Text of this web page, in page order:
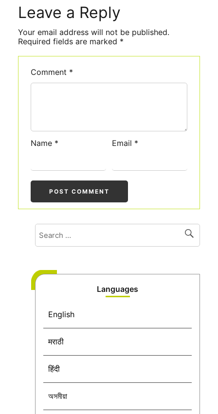
Leave a Reply
Comment *
Name * Email *
Languages
English
मराठी
हिंदी
অসমীয়া